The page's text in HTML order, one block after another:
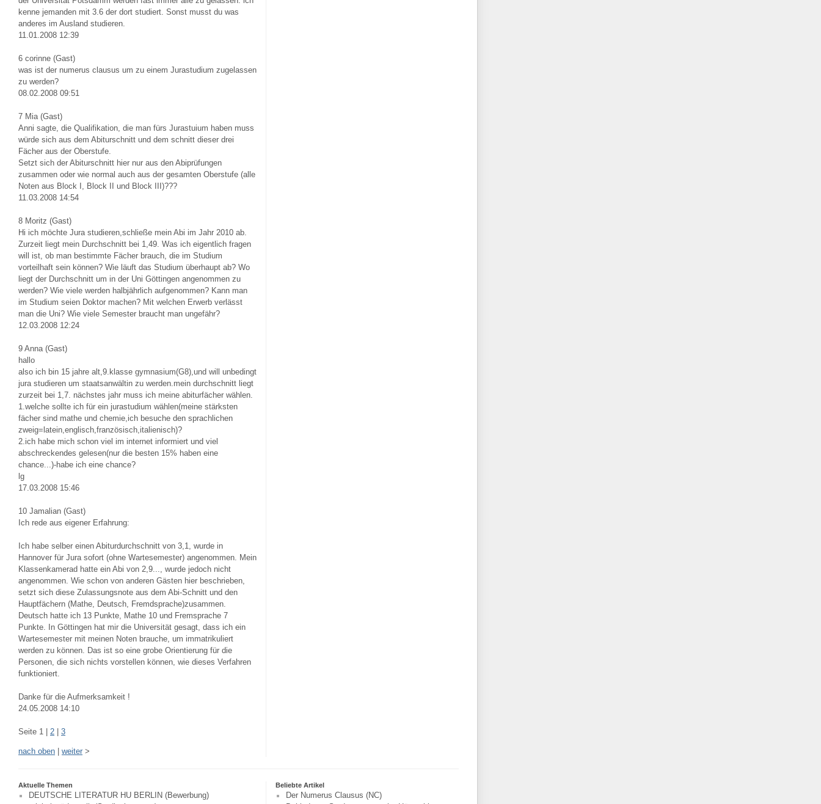
kenne jemanden mit 3.6 der dort studiert. Sonst musst du was
anderes im Ausland studieren.
11.01.2008 12:39
6 corinne (Gast)
was ist der numerus clausus um zu einem Jurastudium zugelassen
zu werden?
08.02.2008 09:51
7 Mia (Gast)
Anni sagte, die Qualifikation, die man fürs Jurastuium haben muss
würde sich aus dem Abiturschnitt und dem schnitt dieser drei
Fächer aus der Oberstufe.
Setzt sich der Abiturschnitt hier nur aus den Abiprüfungen
zusammen oder wie normal auch aus der gesamten Oberstufe (alle
Noten aus Block I, Block II und Block III)???
11.03.2008 14:54
8 Moritz (Gast)
Hi ich möchte Jura studieren,schließe mein Abi im Jahr 2010 ab.
Zurzeit liegt mein Durchschnitt bei 1,49. Was ich eigentlich fragen
will ist, ob man bestimmte Fächer brauch, die im Studium
vorteilhaft sein können? Wie läuft das Studium überhaupt ab? Wo
liegt der Durchschnitt um in der Uni Göttingen angenommen zu
werden? Wie viele werden halbjährlich aufgenommen? Kann man
im Studium seien Doktor machen? Mit welchen Erwerb verlässt
man die Uni? Wie viele Semester braucht man ungefähr?
12.03.2008 12:24
9 Anna (Gast)
hallo
also ich bin 15 jahre alt,9.klasse gymnasium(G8),und will unbedingt
jura studieren um staatsanwältin zu werden.mein durchschnitt liegt
zurzeit bei 1,7. nächstes jahr muss ich meine abiturfächer wählen.
1.welche sollte ich für ein jurastudium wählen(meine stärksten
fächer sind mathe und chemie,ich besuche den sprachlichen
zweig=latein,englisch,französisch,italienisch)?
2.ich habe mich schon viel im internet informiert und viel
abschreckendes gelesen(nur die besten 15% haben eine
chance...)-habe ich eine chance?
lg
17.03.2008 15:46
10 Jamalian (Gast)
Ich rede aus eigener Erfahrung:
Ich habe selber einen Abiturdurchschnitt von 3,1, wurde in
Hannover für Jura sofort (ohne Wartesemester) angenommen. Mein
Klassenkamerad hatte ein Abi von 2,9..., wurde jedoch nicht
angenommen. Wie schon von anderen Gästen hier beschrieben,
setzt sich diese Zulassungsnote aus dem Abi-Schnitt und den
Hauptfächern (Mathe, Deutsch, Fremdsprache)zusammen.
Deutsch hatte ich 13 Punkte, Mathe 10 und Fremsprache 7
Punkte. In Göttingen hat mir die Universität gesagt, dass ich ein
Wartesemester mit meinen Noten brauche, um immatrikuliert
werden zu können. Das ist so eine grobe Orientierung für die
Personen, die sich nichts vorstellen können, wie dieses Verfahren
funktioniert.
Danke für die Aufmerksamkeit !
24.05.2008 14:10
Seite 1 | 2 3
nach oben weiter >
Aktuelle Themen
DEUTSCHE LITERATUR HU BERLIN (Bewerbung)
Beliebte Artikel
Der Numerus Clausus (NC)